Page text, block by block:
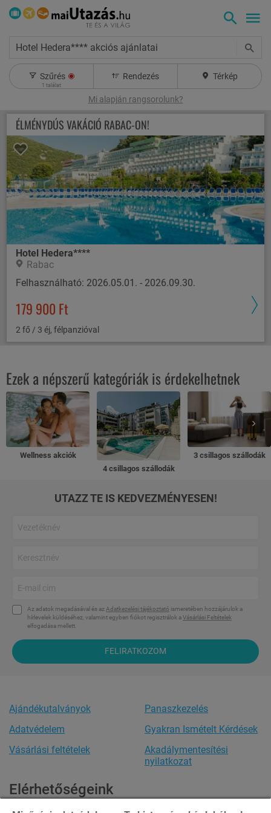
Hotel Hedera**** akciós ajánlatai
Szűrés
1 találat
Rendezés Térkép
Mi alapján rangsorolunk?
ÉLMÉNYDÚS VAKÁCIÓ RABAC-ON!
Hotel Hedera****
Rabac
Felhasználható: 2026.05.01. - 2026.09.30.
179 900 Ft
2 fő / 3 éj, félpanzióval
Ezek a népszerű kategóriák is érdekelhetnek
Wellness akciók
4 csillagos szállodák
3 csillagos szállodák
UTAZZ TE IS KEDVEZMÉNYESEN!
Az adatok megadásával és az Adatkezelési tájékoztató ismeretében hozzájárulok a
hírlevelek küldéséhez, valamint egyben fiókot regisztrálok aVásárlási Feltételek
elfogadása mellett.
FELIRATKOZOM
Ajándékutalványok
Adatvédelem
Vásárlási feltételek
Panaszkezelés
Gyakran Ismételt Kérdések
Akadálymentesítési
nyilatkozat
Elérhetőségeink